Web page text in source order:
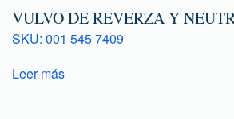
VULVO DE REVERZA Y
SKU: 001 545 7409
Leer más